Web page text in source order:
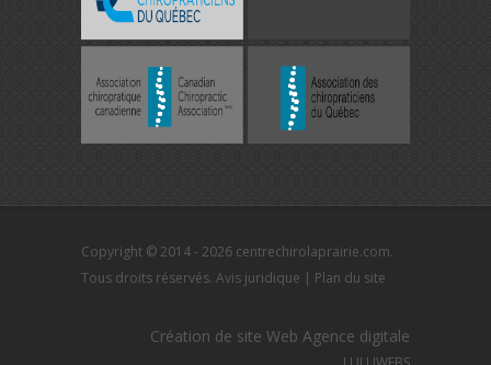
Copyright © 2014 - 2026 centrechirolaprairie.com.
Tous droits réservés. Avis juridique | Plan du site
Création de site Web Agence digitale